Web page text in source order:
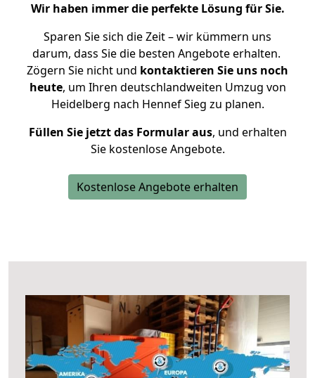
Wir haben immer die perfekte Lösung für Sie.
Sparen Sie sich die Zeit – wir kümmern uns
darum, dass Sie die besten Angebote erhalten.
Zögern Sie nicht und kontaktieren Sie uns noch
heute, um Ihren deutschlandweiten Umzug von
Heidelberg nach Hennef Sieg zu planen.
Füllen Sie jetzt das Formular aus, und erhalten
Sie kostenlose Angebote.
Kostenlose Angebote erhalten